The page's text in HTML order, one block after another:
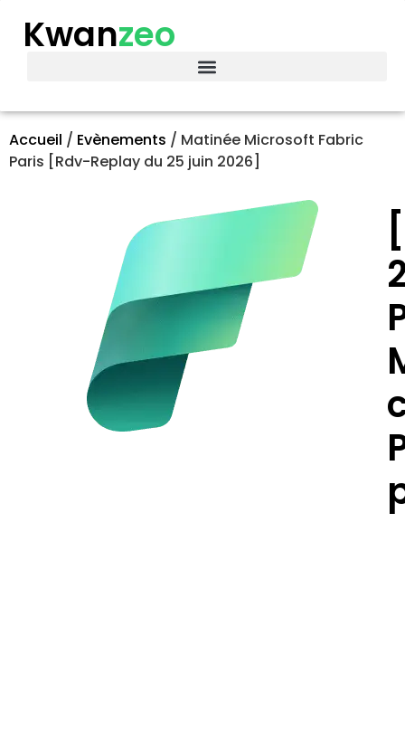
Kwanzeo
Accueil / Evènements / Matinée Microsoft Fabric
Paris [Rdv-Replay du 25 juin 2026]